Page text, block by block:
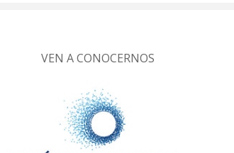
VEN A CONOCERNOS